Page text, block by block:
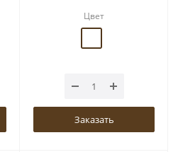
Цвет
Заказать